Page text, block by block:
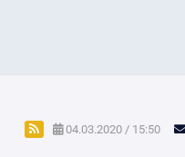
04.03.2020 / 15:50